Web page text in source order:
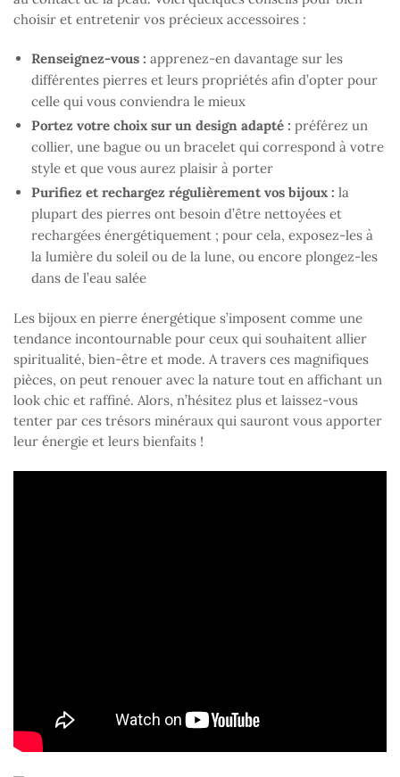
choisir et entretenir vos précieux accessoires :
Renseignez-vous : apprenez-en davantage sur les
différentes pierres et leurs propriétés afin d’opter pour
celle qui vous conviendra le mieux
Portez votre choix sur un design adapté : préférez un
collier, une bague ou un bracelet qui correspond à votre
style et que vous aurez plaisir à porter
Purifiez et rechargez régulièrement vos bijoux : la
plupart des pierres ont besoin d’être nettoyées et
rechargées énergétiquement ; pour cela, exposez-les à
la lumière du soleil ou de la lune, ou encore plongez-les
dans de l’eau salée
Les bijoux en pierre énergétique s’imposent comme une
tendance incontournable pour ceux qui souhaitent allier
spiritualité, bien-être et mode. A travers ces magnifiques
pièces, on peut renouer avec la nature tout en affichant un
look chic et raffiné. Alors, n’hésitez plus et laissez-vous
tenter par ces trésors minéraux qui sauront vous apporter
leur énergie et leurs bienfaits !